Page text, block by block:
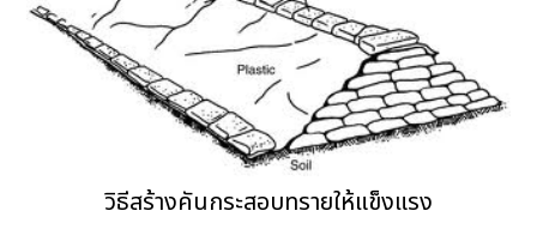
วิธีสร้างคันกระสอบทรายให้แข็งแรง